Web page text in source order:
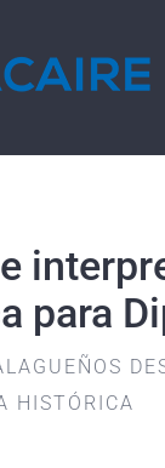
para
HISTÓRICA